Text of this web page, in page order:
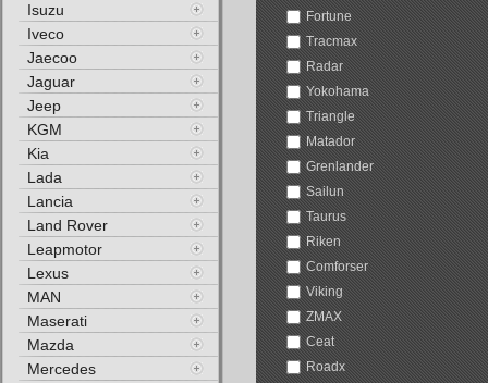
Fortune
Tracmax
Radar
Yokohama
Triangle
Matador
Grenlander
Sailun
Taurus
Riken
Comforser
Viking
ZMAX
Ceat
Roadx
Isuzu
Iveco
Jaecoo
Jaguar
Jeep
KGM
Kia
Lada
Lancia
Land Rover
Leapmotor
Lexus
MAN
Maserati
Mazda
Mercedes